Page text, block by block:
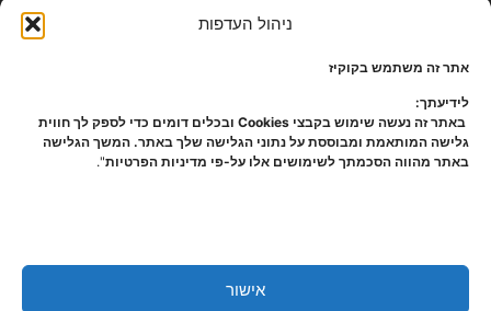
ניהול העדפות
אתר זה משתמש בקוקיז
לידיעתך:
באתר זה נעשה שימוש בקבצי Cookies ובכלים דומים כדי לספק לך חווית
גלישה המותאמת ומבוססת על נתוני הגלישה שלך באתר. המשך הגלישה
באתר מהווה הסכמתך לשימושים אלו על-פי מדיניות הפרטיות".
אישור